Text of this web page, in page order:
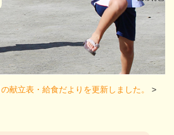
献立表・給食だよりを更新しました。
>